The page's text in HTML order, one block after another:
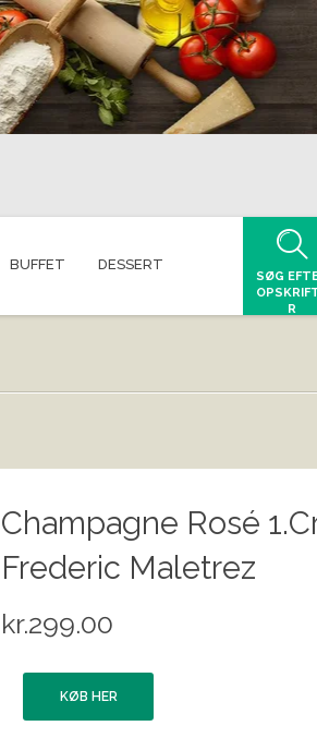
BUFFET DESSERT
SØG
R
Champagne Rosé
Frederic Maletrez
kr.299.00
KØB HER